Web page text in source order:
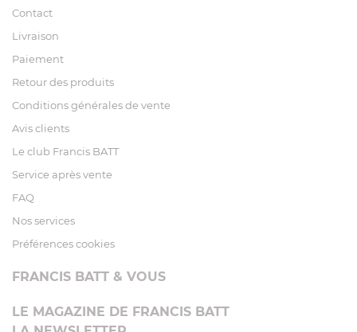
Contact
Livraison
Paiement
Retour des produits
Conditions générales de vente
Avis clients
Le club Francis BATT
Service après vente
FAQ
Nos services
Préférences cookies
FRANCIS BATT & VOUS
LE MAGAZINE DE FRANCIS BATT